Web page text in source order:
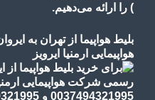
) را ارائه می‌دهیم.
بلیط هواپیما از تهران به
هواپیمایی ارمنیا ایرویز